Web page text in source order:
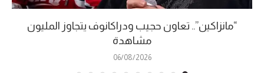
“مانزاكين”.. تعاون حجيب ودراكانوف يتجاوز المليون
مشاهدة
06/08/2026